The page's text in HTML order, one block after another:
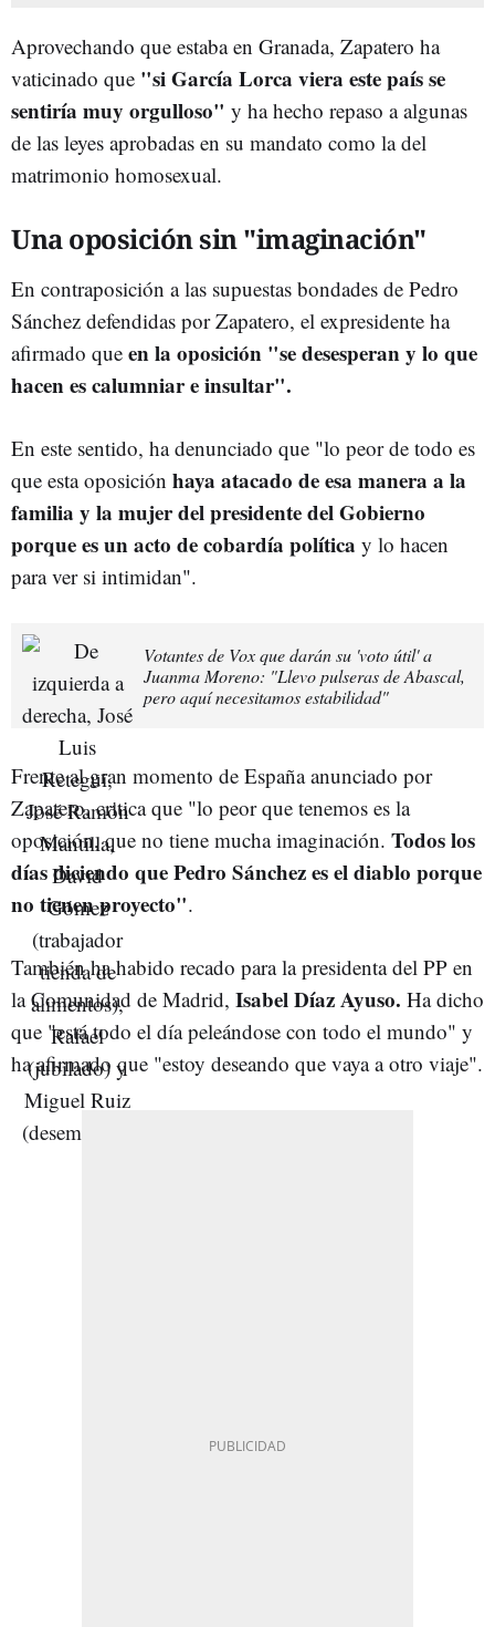
Aprovechando que estaba en Granada, Zapatero ha
vaticinado que "si García Lorca viera este país se
sentiría muy orgulloso" y ha hecho repaso a algunas
de las leyes aprobadas en su mandato como la del
matrimonio homosexual.
Una oposición sin "imaginación"
En contraposición a las supuestas bondades de Pedro
Sánchez defendidas por Zapatero, el expresidente ha
afirmado que en la oposición "se desesperan y lo que
hacen es calumniar e insultar".
En este sentido, ha denunciado que "lo peor de todo es
que esta oposición haya atacado de esa manera a la
familia y la mujer del presidente del Gobierno
porque es un acto de cobardía política y lo hacen
para ver si intimidan".
Votantes de Vox que darán su 'voto útil' a
Juanma Moreno: "Llevo pulseras de Abascal,
pero aquí necesitamos estabilidad"
Frente al gran momento de España anunciado por
Zapatero, critica que "lo peor que tenemos es la
oposición, que no tiene mucha imaginación. Todos los
días diciendo que Pedro Sánchez es el diablo porque
no tienen proyecto".
También ha habido recado para la presidenta del PP en
la Comunidad de Madrid, Isabel Díaz Ayuso. Ha dicho
que "está todo el día peleándose con todo el mundo" y
ha afirmado que "estoy deseando que vaya a otro viaje".